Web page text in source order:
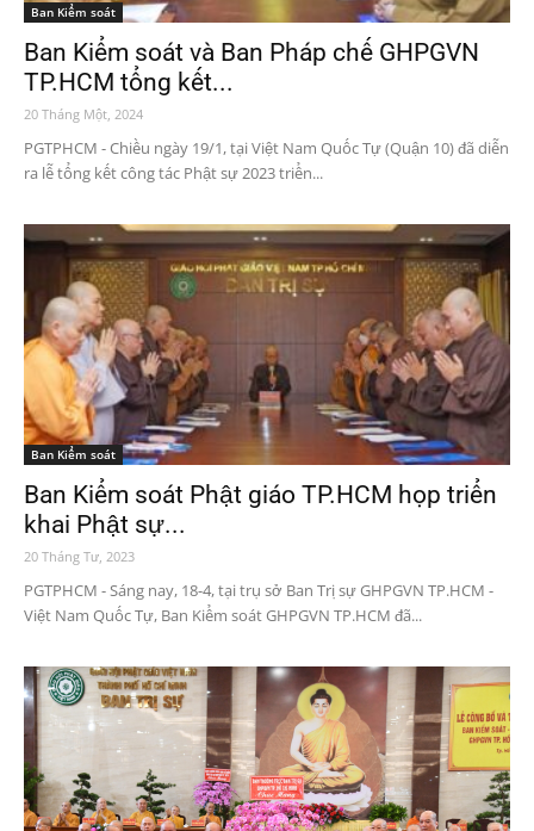
Ban Kiểm soát
Ban Kiểm soát và Ban Pháp chế GHPGVN
TP.HCM tổng kết...
20 Tháng Một, 2024
PGTPHCM - Chiều ngày 19/1, tại Việt Nam Quốc Tự (Quận 10) đã diễn
ra lễ tổng kết công tác Phật sự 2023 triển...
Ban Kiểm soát
Ban Kiểm soát Phật giáo TP.HCM họp triển
khai Phật sự...
20 Tháng Tư, 2023
PGTPHCM - Sáng nay, 18-4, tại trụ sở Ban Trị sự GHPGVN TP.HCM -
Việt Nam Quốc Tự, Ban Kiểm soát GHPGVN TP.HCM đã...